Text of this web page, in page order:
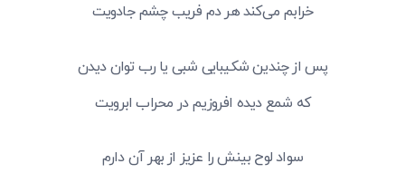
خرابم می‌کند هر دم فریب چشم جادویت
پس از چندین شکیبایی شبی یا رب توان دیدن
که شمع دیده افروزیم در محراب ابرویت
سواد لوح بینش را عزیز از بهر آن دارم